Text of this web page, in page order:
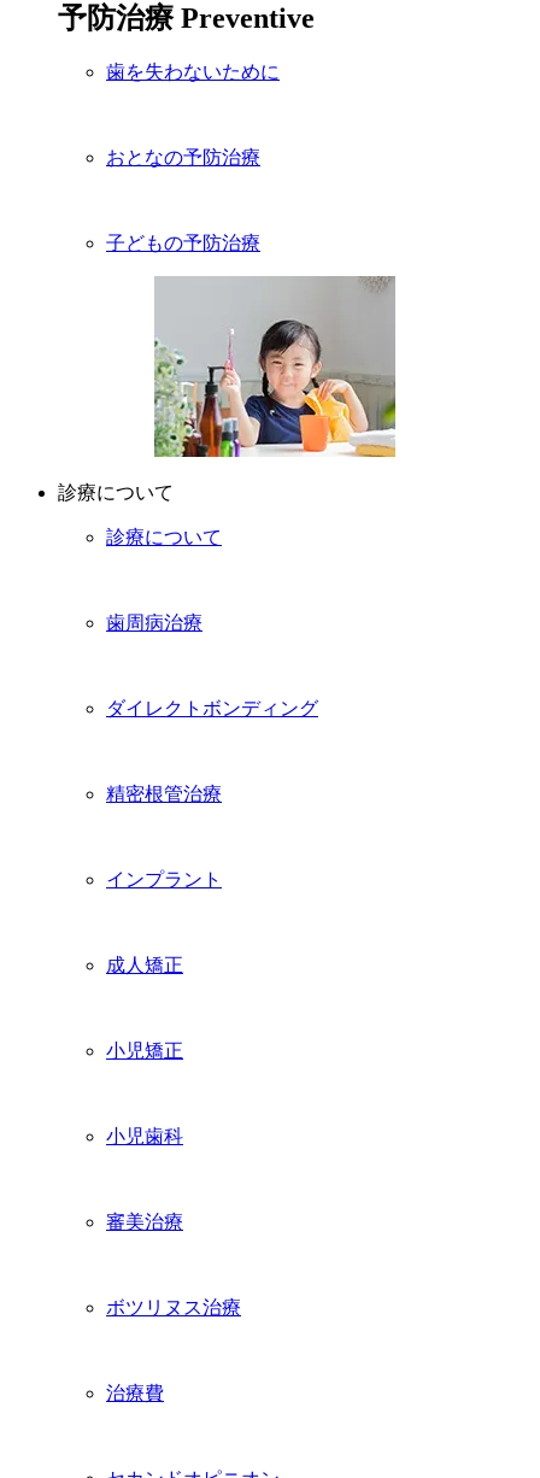
予防治療 Preventive
歯を失わないために
おとなの予防治療
子どもの予防治療
診療について
診療について
歯周病治療
ダイレクトボンディング
精密根管治療
インプラント
成人矯正
小児矯正
小児歯科
審美治療
ボツリヌス治療
治療費